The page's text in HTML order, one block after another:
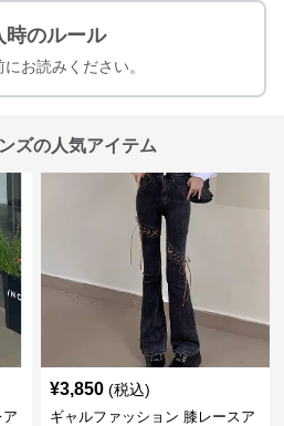
時のルール
お読みください。
ズの人気アイテム
¥3,850 (税込)
ギャルファッション 膝レースア